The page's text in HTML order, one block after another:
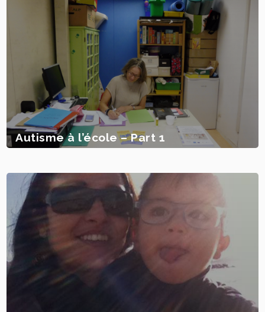
Autisme à l’école – Part 1